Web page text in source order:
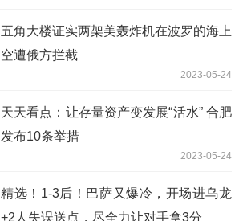
五角大楼证实两架美轰炸机在波罗的海上
空遭俄方拦截
2023-05-24
天天看点：让存量资产变发展“活水” 合肥
发布10条举措
2023-05-24
精选！1-3后！巴萨又爆冷，开场进乌龙
+2人失误送点，尽全力让对手拿3分